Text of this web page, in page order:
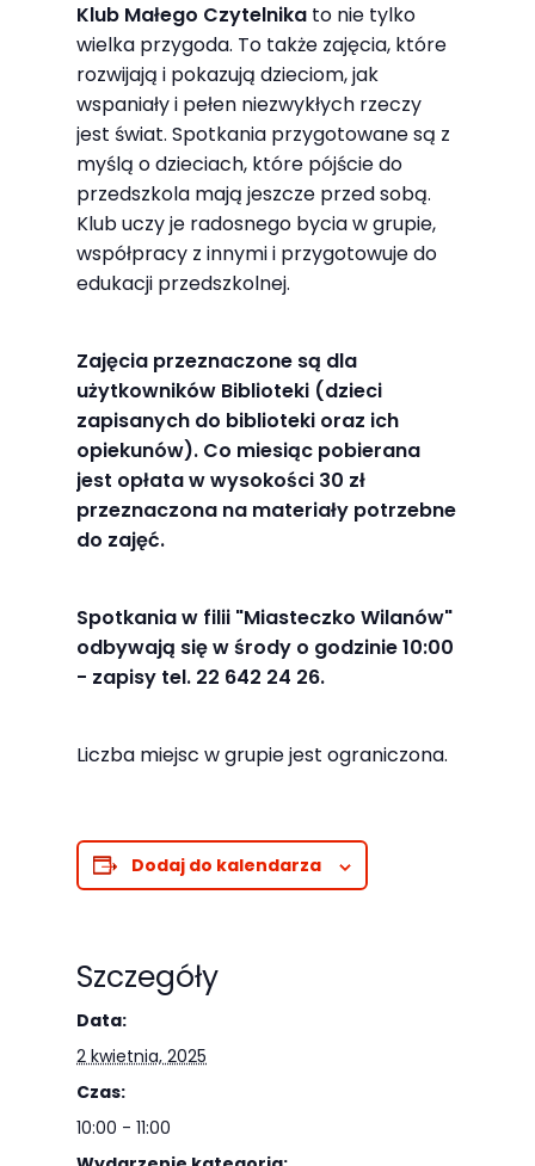
Klub Małego Czytelnika to nie tylko
wielka przygoda. To także zajęcia, które
rozwijają i pokazują dzieciom, jak
wspaniały i pełen niezwykłych rzeczy
jest świat. Spotkania przygotowane są z
myślą o dzieciach, które pójście do
przedszkola mają jeszcze przed sobą.
Klub uczy je radosnego bycia w grupie,
współpracy z innymi i przygotowuje do
edukacji przedszkolnej.
Zajęcia przeznaczone są dla
użytkowników Biblioteki (dzieci
zapisanych do biblioteki oraz ich
opiekunów). Co miesiąc pobierana
jest opłata w wysokości 30 zł
przeznaczona na materiały potrzebne
do zajęć.
Spotkania w filii "Miasteczko Wilanów"
odbywają sięw środy o godzinie 10:00
- zapisy tel. 22 642 24 26.
Liczba miejsc w grupie jest ograniczona.
Dodaj do kalendarza
Szczegóły
Data:
2 kwietnia, 2025
Czas:
10:00 - 11:00
funkcjonalność
i strukturę
strony
internetowej,
na podstawie
tego, jak
strona jest
używana.
Aby nasza
strona
internetowa
działała jak
najlepiej
podczas
Jeśli odrzucisz
te pliki cookie,
niektóre funkcje
internetowej.
Marketing
Udostępniając
zachowania
podczas
odwiedzania naszej
zobaczenie